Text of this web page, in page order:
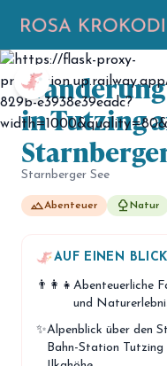
☀️ Heute
Plane mit Kroki
hotel
Guides
Karte
in Tutzing
Starnberger See
landscapeAbenteuer nature Natur
AUF EINEN BLICK
👨‍👩‍👧 Abenteuerliche
und
✨Alpenblick über den
Bahn-Station Tutzing